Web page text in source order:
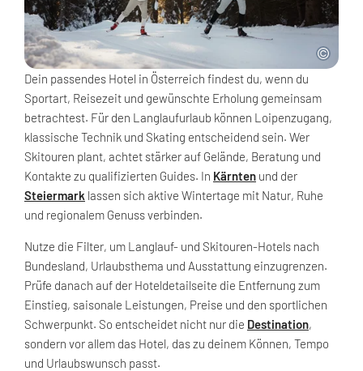
Dein passendes Hotel in Österreich findest du, wenn du
Sportart, Reisezeit und gewünschte Erholung gemeinsam
betrachtest. Für den Langlaufurlaub können Loipenzugang,
klassische Technik und Skating entscheidend sein. Wer
Skitouren plant, achtet stärker auf Gelände, Beratung und
Kontakte zu qualifizierten Guides. In Kärnten und der
Steiermark lassen sich aktive Wintertage mit Natur, Ruhe
und regionalem Genuss verbinden.
Nutze die Filter, um Langlauf- und Skitouren-Hotels nach
Bundesland, Urlaubsthema und Ausstattung einzugrenzen.
Prüfe danach auf der Hoteldetailseite die Entfernung zum
Einstieg, saisonale Leistungen, Preise und den sportlichen
Schwerpunkt. So entscheidet nicht nur die Destination,
sondern vor allem das Hotel, das zu deinem Können, Tempo
und Urlaubswunsch passt.